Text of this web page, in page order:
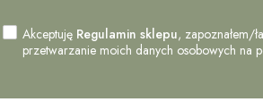
Akceptuję Regulamin sklepu, zapoznałem/
przetwarzanie moich danych osobowych na